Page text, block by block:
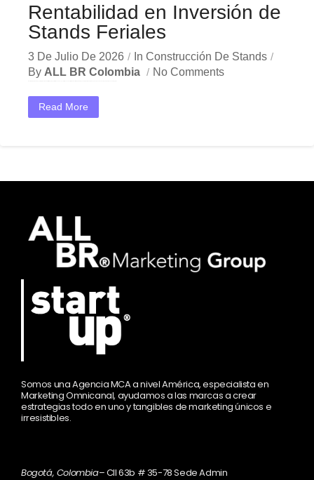
Rentabilidad en Inversión de
Stands Feriales
3 De Julio De 2026 In Construcción De Stands
By ALL BR Colombia No Comments
Read More
Somos una Agencia MCA a nivel América, especialista en
Marketing Omnicanal, ayudamos a las marcas a crear
estrategias todo en uno y tangibles de marketing únicos e
irresistibles.
Bogotá, Colombia– Cll 63b # 35-78 Sede Admin